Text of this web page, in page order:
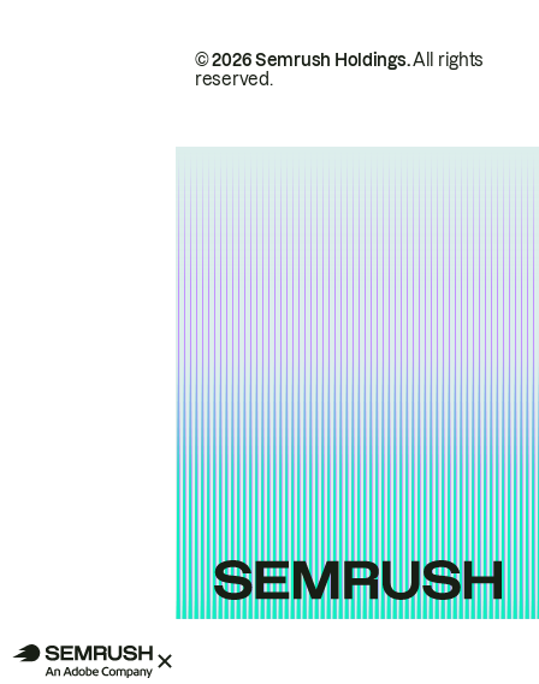
© 2026 Semrush Holdings.All rights
reserved.